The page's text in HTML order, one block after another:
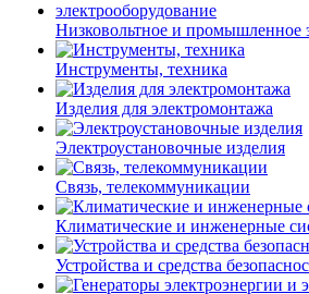
Низковольтное и промышленное
Инструменты, техника
Изделия для электромонтажа
Электроустановочные изделия
Связь, телекоммуникации
Климатические и инженерные
Устройства и средства